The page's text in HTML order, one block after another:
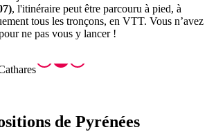
, l'itinéraire peut être parcouru à pied, à
tous les tronçons, en VTT. Vous n’avez
ne pas vous y lancer !
de Pyrénées